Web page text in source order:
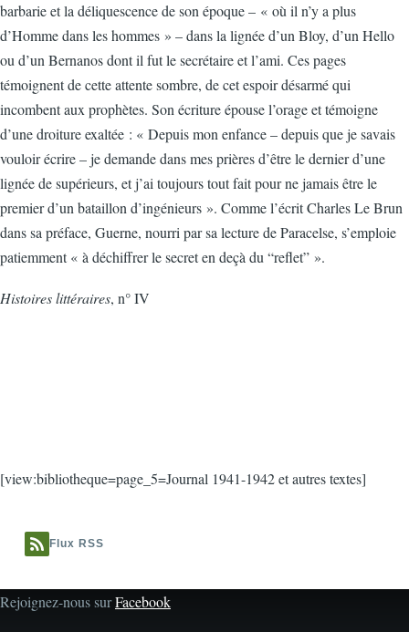
barbarie et la déliquescence de son époque – « où il n’y a plus
d’Homme dans les hommes » – dans la lignée d’un Bloy, d’un Hello
ou d’un Bernanos dont il fut le secrétaire et l’ami. Ces pages
témoignent de cette attente sombre, de cet espoir désarmé qui
incombent aux prophètes. Son écriture épouse l’orage et témoigne
d’une droiture exaltée : « Depuis mon enfance – depuis que je savais
vouloir écrire – je demande dans mes prières d’être le dernier d’une
lignée de supérieurs, et j’ai toujours tout fait pour ne jamais être le
premier d’un bataillon d’ingénieurs ». Comme l’écrit Charles Le Brun
dans sa préface, Guerne, nourri par sa lecture de Paracelse, s’emploie
patiemment « à déchiffrer le secret en deçà du “reflet” ».
Histoires littéraires, n° IV
[view:bibliotheque=page_5=Journal 1941-1942 et autres textes]
Flux RSS
Rejoignez-nous surFacebook